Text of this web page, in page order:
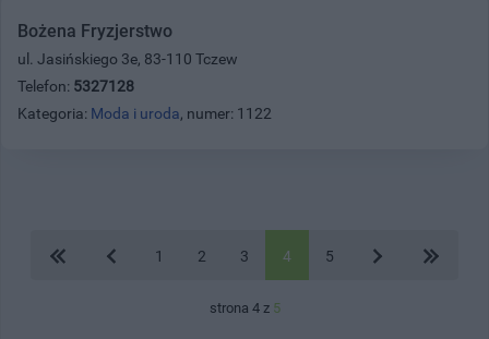
Bożena Fryzjerstwo
ul. Jasińskiego 3e, 83-110 Tczew
Telefon: 5327128
Kategoria: Moda i uroda, numer: 1122
1 2 3 4 5
strona 4 z 5